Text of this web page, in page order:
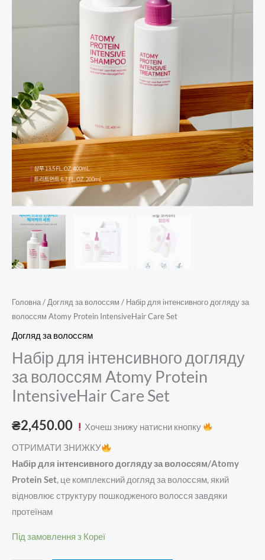
Головна/ Догляд за волоссям / Набір для інтенсивного догляду за
волоссям Atomy Protein IntensiveHair Care Set
Догляд за волоссям
Набір для інтенсивного догляду
за волоссям Atomy Protein
IntensiveHair Care Set
₴2,450.00 Хочеш знижу натисни кнопку
ОТРИМАТИ ЗНИЖКУ
Набір для інтенсивного догляду за волоссям/Atomy
Protein Set, це комплексний догляд за волоссям, який
відновлює структуру пошкодженого волосся завдяки
протеїнам
Під замовлення з Кореї